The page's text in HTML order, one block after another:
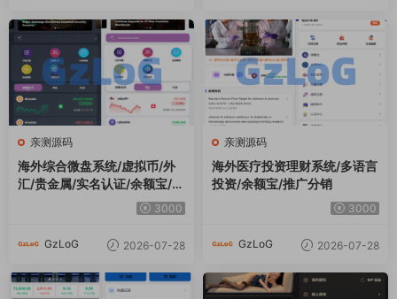
亲测源码
海外综合微盘系统/虚拟币/外
汇/贵金属/实名认证/余额宝/信
3000
GzLoG 2026-07-28
亲测源码
海外医疗投资理财系统/多语言
投资/余额宝/推广分销
3000
GzLoG 2026-07-28